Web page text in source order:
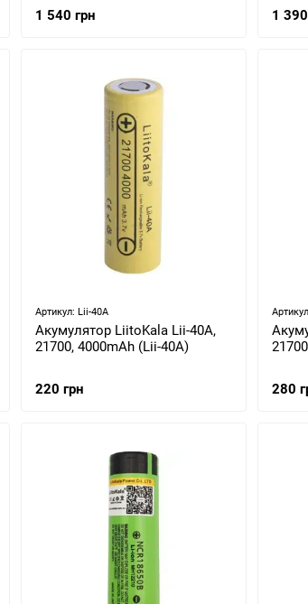
1 540 грн
1
Артикул: Lii-40A
Акумулятор LiitoKala Lii-40A,
21700, 4000mAh (Lii-40A)
220 грн 280